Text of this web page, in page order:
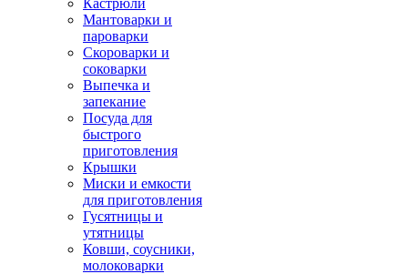
Кастрюли
Мантоварки и
пароварки
Скороварки и
соковарки
Выпечка и
запекание
Посуда для
быстрого
приготовления
Крышки
Миски и емкости
для приготовления
Гусятницы и
утятницы
Ковши, соусники,
молоковарки